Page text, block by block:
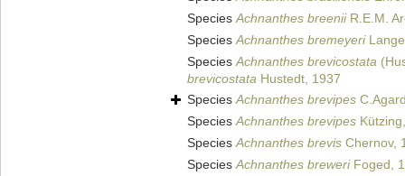
SpeciesAchnanthes breeniiR.E.M.
SpeciesAchnanthes bremeyeri
SpeciesAchnanthes brevicostata
brevicostata Hustedt, 1937
SpeciesAchnanthes brevipes
SpeciesAchnanthes brevipes
SpeciesAchnanthes brevis Chernov,
SpeciesAchnanthes breweriFoged,